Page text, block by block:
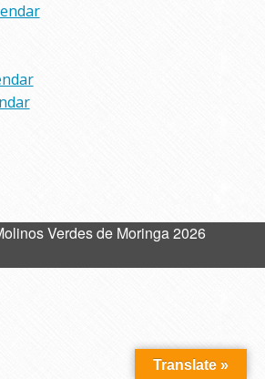
Verdes de Moringa 2026
Translate »